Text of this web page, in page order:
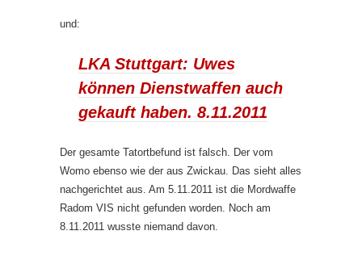
und:
LKA Stuttgart: Uwes
können Dienstwaffen auch
gekauft haben. 8.11.2011
Der gesamte Tatortbefund ist falsch. Der vom
Womo ebenso wie der aus Zwickau. Das sieht alles
nachgerichtet aus. Am 5.11.2011 ist die Mordwaffe
Radom VIS nicht gefunden worden. Noch am
8.11.2011 wusste niemand davon.